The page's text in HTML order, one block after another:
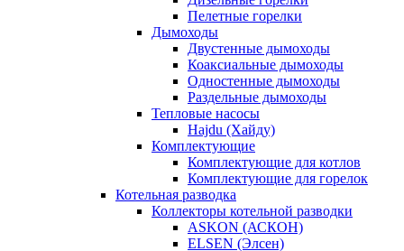
Пелетные горелки
Дымоходы
Двустенные дымоходы
Коаксиальные дымоходы
Одностенные дымоходы
Раздельные дымоходы
Тепловые насосы
Hajdu (Хайду)
Комплектующие
Комплектующие для котлов
Комплектующие для горелок
Котельная разводка
Коллекторы котельной разводки
ASKON (АСКОН)
ELSEN (Элсен)